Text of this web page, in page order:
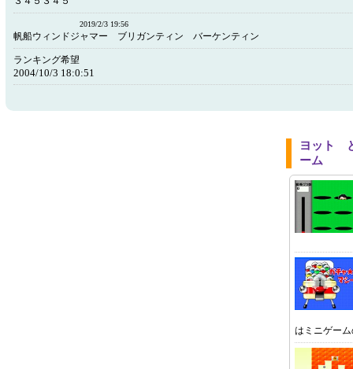
2019/2/3 19:56
帆船ウィンドジャマー ブリガンティン バーケンティン
ランキング希望
2004/10/3 18:0:51
ヨット
ーム
はミニゲー